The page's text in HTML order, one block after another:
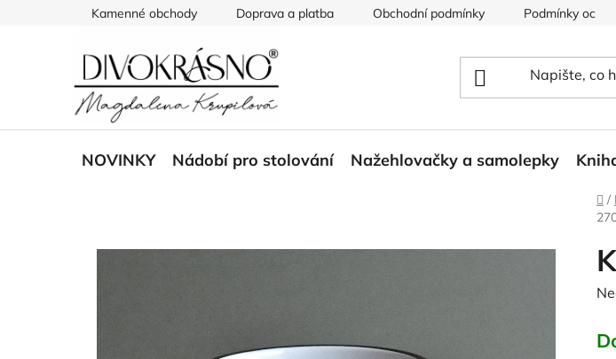
Kamenné obchody Doprava a platba Obchodní podmínky Podmínky
NOVINKY Nádobí pro stolování Nažehlovačky a samolepky
/